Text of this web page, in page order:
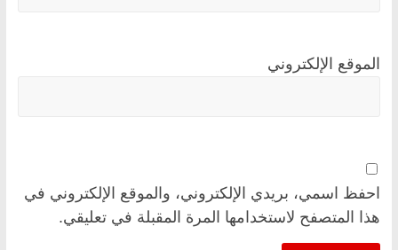
الموقع الإلكتروني
احفظ اسمي، بريدي الإلكتروني، والموقع الإلكتروني في
هذا المتصفح لاستخدامها المرة المقبلة في تعليقي.